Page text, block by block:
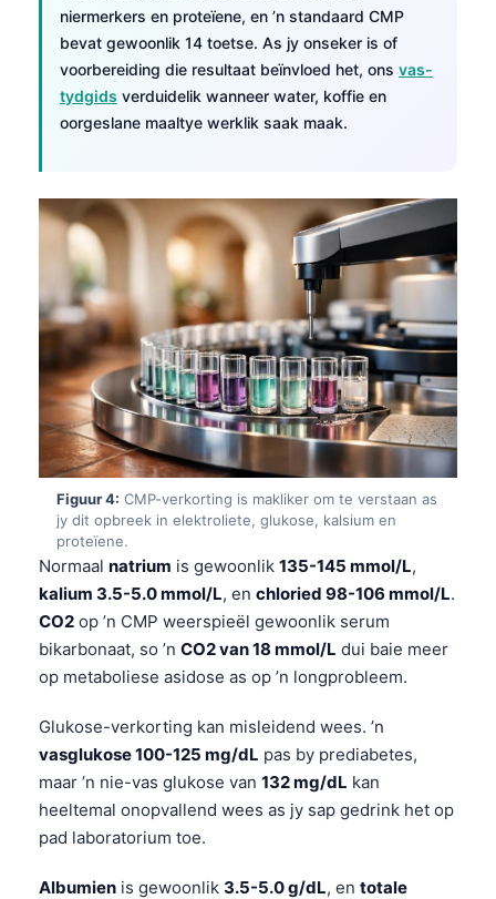
niermerkers en proteïene, en ’n standaard CMP
bevat gewoonlik 14 toetse. As jy onseker is of
voorbereiding die resultaat beïnvloed het, ons vas-
tydgids verduidelik wanneer water, koffie en
oorgeslane maaltye werklik saak maak.
Figuur 4: CMP-verkorting is makliker om te verstaan as
jy dit opbreek in elektroliete, glukose, kalsium en
proteïene.
Normaal natrium is gewoonlik 135-145 mmol/L,
kalium 3.5-5.0 mmol/L, en chloried 98-106 mmol/L.
CO2 op ’n CMP weerspieël gewoonlik serum
bikarbonaat, so ’n CO2 van 18 mmol/L dui baie meer
op metaboliese asidose as op ’n longprobleem.
Glukose-verkorting kan misleidend wees. ’n
vasglukose 100-125 mg/dL pas by prediabetes,
maar ’n nie-vas glukose van 132 mg/dL kan
heeltemal onopvallend wees as jy sap gedrink het op
pad laboratorium toe.
Albumien is gewoonlik 3.5-5.0 g/dL, en totale